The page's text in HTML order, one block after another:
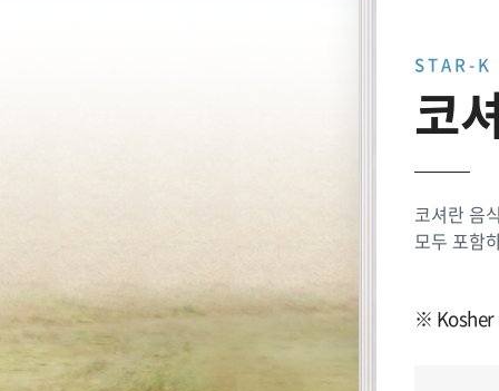
STAR-K
코
코셔란 음
모두 포함
※ Kosher